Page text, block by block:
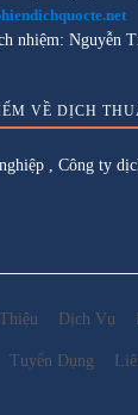
nhiệm: Nguyễn
VỀ DỊCH
Công ty
Dịch Vụ
Tuyển Dụng